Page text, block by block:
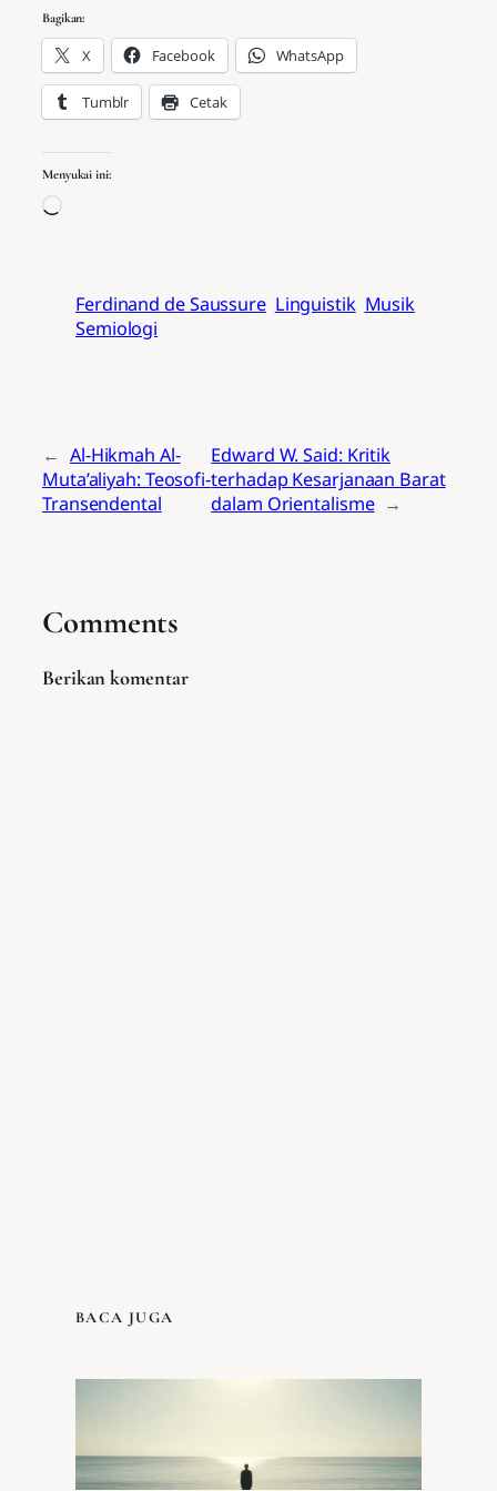
Bagikan:
X Facebook WhatsApp
Tumblr Cetak
Menyukai ini:
Memuat…
Ferdinand de Saussure Linguistik Musik
Semiologi
← Al-Hikmah Al-
Muta’aliyah: Teosofi-
Transendental
Edward W. Said: Kritik
terhadap Kesarjanaan Barat
dalam Orientalisme →
Comments
Berikan komentar
BACA JUGA